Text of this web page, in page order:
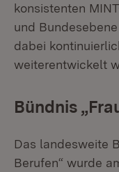
konsistenten
und
dabei
weiterentwickelt
Bündnis
Das landesweite
Berufen“ wurde